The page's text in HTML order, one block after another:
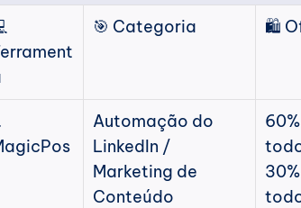
🎯 Categoria 🛍️
Automação do
LinkedIn /
Marketing de
Conteúdo